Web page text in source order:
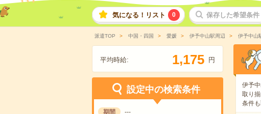
気になる！リスト 0 保存した希望条件
派遣TOP 中国・四国 愛媛 伊予中山駅周辺 伊予中山
平均時給: 1,175 円
設定中の検索条件
期間 ---
伊予
取り
条件も